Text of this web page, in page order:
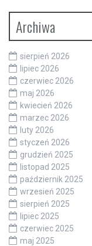
Archiwa
sierpień 2026
lipiec 2026
czerwiec 2026
maj 2026
kwiecień 2026
marzec 2026
luty 2026
styczeń 2026
grudzień 2025
listopad 2025
październik 2025
wrzesień 2025
sierpień 2025
lipiec 2025
czerwiec 2025
maj 2025